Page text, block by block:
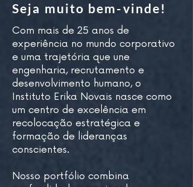
Seja muito bem-vinde!
Com mais de 25 anos de
experiência no mundo corporativo
e uma trajetória que une
engenharia, recrutamento e
desenvolvimento humano, o
Instituto Erika Novais nasce como
um centro de excelência em
recolocação estratégica e
formação de lideranças
conscientes.
Nosso portfólio combina